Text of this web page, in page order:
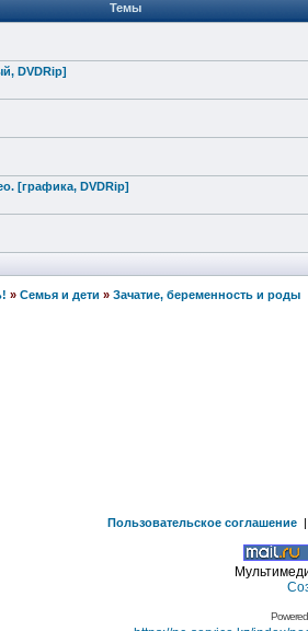
Темы
DVDRip]
[графика, DVDRip]
» Семья и дети » Зачатие, беременность и роды
Пользовательское соглашение |